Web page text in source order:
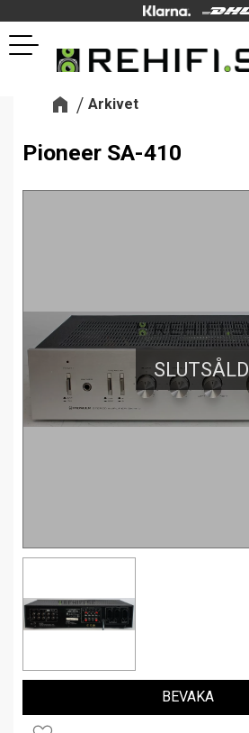
Meny
Arkivet
Pioneer SA-410
SLUTSÅLD
BEVAKA